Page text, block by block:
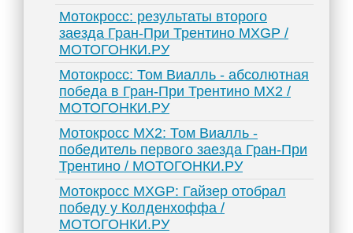
Мотокросс: результаты второго
заезда Гран-При Трентино MXGP /
МОТОГОНКИ.РУ
Мотокросс: Том Виалль - абсолютная
победа в Гран-При Трентино MX2 /
МОТОГОНКИ.РУ
Мотокросс MX2: Том Виалль -
победитель первого заезда Гран-При
Трентино / МОТОГОНКИ.РУ
Мотокросс MXGP: Гайзер отобрал
победу у Колденхоффа /
МОТОГОНКИ.РУ